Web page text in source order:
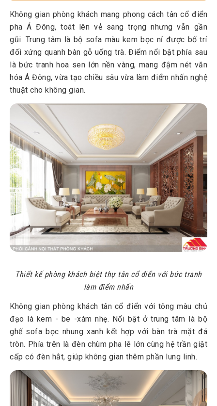
Không gian phòng khách mang phong cách tân cổ điển
pha Á Đông, toát lên vẻ sang trọng nhưng vẫn gần
gũi. Trung tâm là bộ sofa màu kem bọc nỉ được bố trí
đối xứng quanh bàn gỗ uống trà. Điểm nổi bật phía sau
là bức tranh hoa sen lớn nền vàng, mang đậm nét văn
hóa Á Đông, vừa tạo chiều sâu vừa làm điểm nhấn nghệ
thuật cho không gian.
Thiết kế phòng khách biệt thự tân cổ điển với bức tranh
làm điểm nhấn
Không gian phòng khách tân cổ điển với tông màu chủ
đạo là kem - be -xám nhẹ. Nổi bật ở trung tâm là bộ
ghế sofa bọc nhung xanh kết hợp với bàn trà mặt đá
tròn. Phía trên là đèn chùm pha lê lớn cùng hệ trần giật
cấp có đèn hắt, giúp không gian thêm phần lung linh.